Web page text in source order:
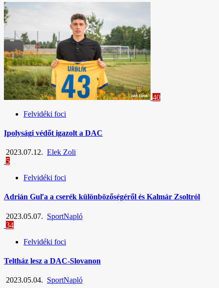
40
Felvidéki foci
Ipolysági védőt igazolt a DAC
2023.07.12. Elek Zoli
5
Felvidéki foci
Adrián Guľa a cserék különbözőségéről és Kalmár Zsoltról
2023.05.07. SportNapló
34
Felvidéki foci
Teltház lesz a DAC-Slovanon
2023.05.04. SportNapló